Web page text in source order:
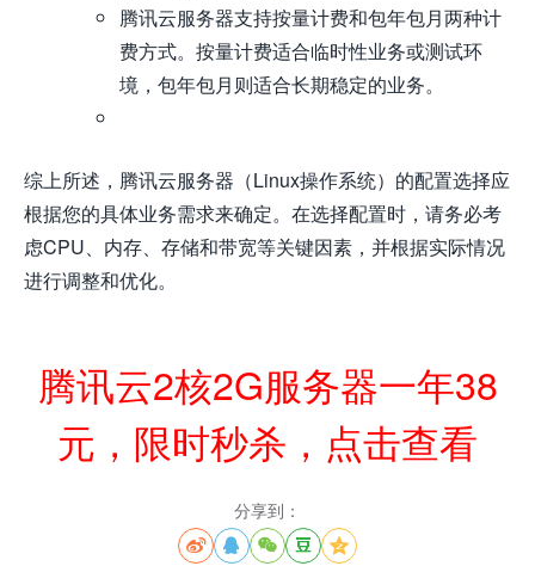
腾讯云服务器支持按量计费和包年包月两种计
费方式。按量计费适合临时性业务或测试环
境，包年包月则适合长期稳定的业务。
综上所述，腾讯云服务器（Linux操作系统）的配置选择应
根据您的具体业务需求来确定。在选择配置时，请务必考
虑CPU、内存、存储和带宽等关键因素，并根据实际情况
进行调整和优化。
腾讯云2核2G服务器一年38
元，限时秒杀，点击查看
分享到：
    